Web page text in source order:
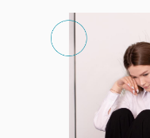
Курсы